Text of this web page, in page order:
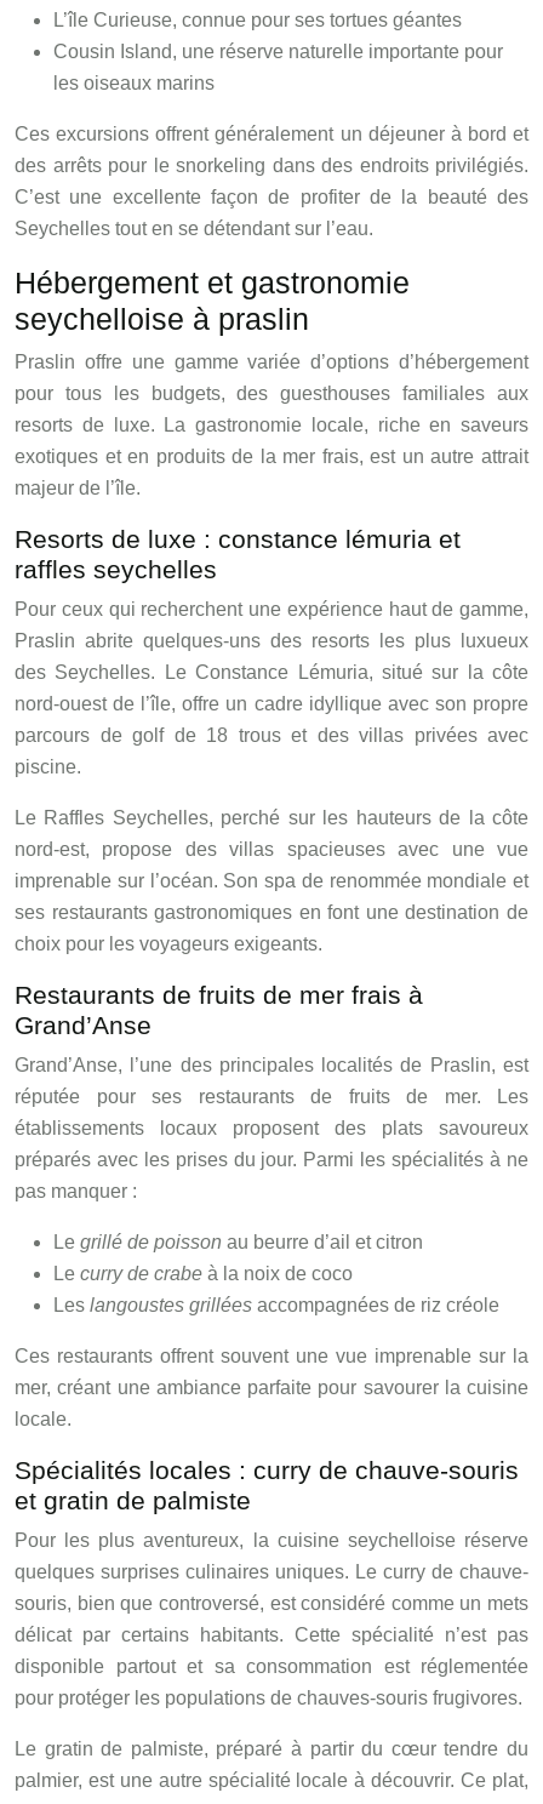
L’île Curieuse, connue pour ses tortues géantes
Cousin Island, une réserve naturelle importante pour
les oiseaux marins
Ces excursions offrent généralement un déjeuner à bord et
des arrêts pour le snorkeling dans des endroits privilégiés.
C’est une excellente façon de profiter de la beauté des
Seychelles tout en se détendant sur l’eau.
Hébergement et gastronomie
seychelloise à praslin
Praslin offre une gamme variée d’options d’hébergement
pour tous les budgets, des guesthouses familiales aux
resorts de luxe. La gastronomie locale, riche en saveurs
exotiques et en produits de la mer frais, est un autre attrait
majeur de l’île.
Resorts de luxe : constance lémuria et
raffles seychelles
Pour ceux qui recherchent une expérience haut de gamme,
Praslin abrite quelques-uns des resorts les plus luxueux
des Seychelles. Le Constance Lémuria, situé sur la côte
nord-ouest de l’île, offre un cadre idyllique avec son propre
parcours de golf de 18 trous et des villas privées avec
piscine.
Le Raffles Seychelles, perché sur les hauteurs de la côte
nord-est, propose des villas spacieuses avec une vue
imprenable sur l’océan. Son spa de renommée mondiale et
ses restaurants gastronomiques en font une destination de
choix pour les voyageurs exigeants.
Restaurants de fruits de mer frais à
Grand’Anse
Grand’Anse, l’une des principales localités de Praslin, est
réputée pour ses restaurants de fruits de mer. Les
établissements locaux proposent des plats savoureux
préparés avec les prises du jour. Parmi les spécialités à ne
pas manquer :
Le grillé de poisson au beurre d’ail et citron
Le curry de crabe à la noix de coco
Les langoustes grillées accompagnées de riz créole
Ces restaurants offrent souvent une vue imprenable sur la
mer, créant une ambiance parfaite pour savourer la cuisine
locale.
Spécialités locales : curry de chauve-souris
et gratin de palmiste
Pour les plus aventureux, la cuisine seychelloise réserve
quelques surprises culinaires uniques. Le curry de chauve-
souris, bien que controversé, est considéré comme un mets
délicat par certains habitants. Cette spécialité n’est pas
disponible partout et sa consommation est réglementée
pour protéger les populations de chauves-souris frugivores.
Le gratin de palmiste, préparé à partir du cœur tendre du
palmier, est une autre spécialité locale à découvrir. Ce plat,